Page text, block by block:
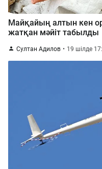
Майқайың алтын кен
жатқан мәйіт табылды
Султан Адилов 19 шілде